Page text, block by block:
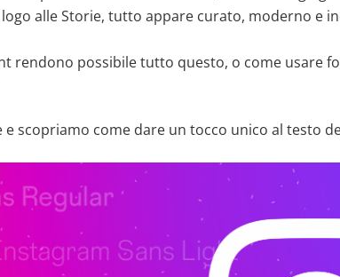
alle Storie, tutto appare curato, moderno e
rendono possibile tutto questo, o come usare
scopriamo come dare un tocco unico al testo